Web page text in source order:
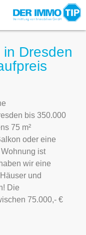
Dresden
bis 350.000
75 m²
oder eine
ist
wir eine
und
Die
75.000,- €